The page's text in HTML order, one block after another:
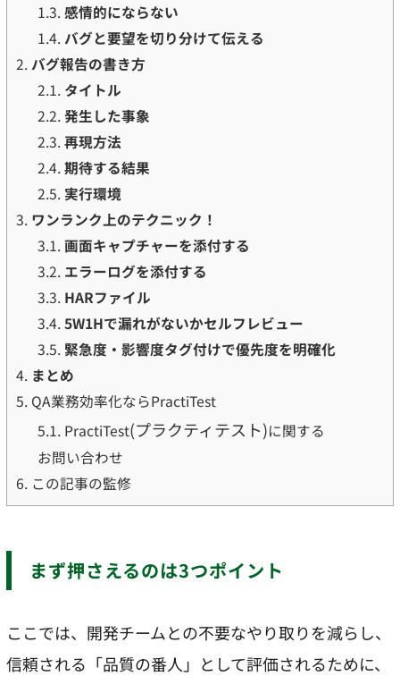
1.3.感情的にならない
1.4.バグと要望を切り分けて伝える
2.バグ報告の書き方
2.1. タイトル
2.2.発生した事象
2.3.再現方法
2.4.期待する結果
2.5. 実行環境
3. ワンランク上のテクニック！
3.1.画面キャプチャーを添付する
3.2. エラーログを添付する
3.3. HARファイル
3.4.5W1Hで漏れがないかセルフレビュー
3.5. 緊急度・影響度タグ付けで優先度を明確化
4. まとめ
5. QA業務効率化ならPractiTest
5.1.PractiTest(プラクティテスト)に関する
お問い合わせ
6. この記事の監修
まず押さえるのは3つポイント
ここでは、開発チームとの不要なやり取りを減らし、
信頼される「品質の番人」として評価されるために、